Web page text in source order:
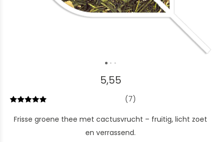
5,55
(7)
Frisse groene thee met cactusvrucht – fruitig, licht zoet
en verrassend.